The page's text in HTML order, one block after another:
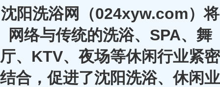
沈阳洗浴网（024xyw.com）将
网络与传统的洗浴、SPA、舞
厅、KTV、夜场等休闲行业紧密
结合，促进了沈阳洗浴、休闲业